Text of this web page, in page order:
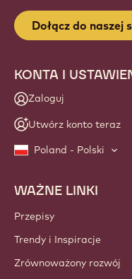
Dołącz do naszej
KONTA I
Zaloguj
Utwórz konto teraz
Poland - Polski
Footer
Callebaut
WAŻNE LINKI
Przepisy
Trendy i Inspiracje
Zrównoważony rozwój